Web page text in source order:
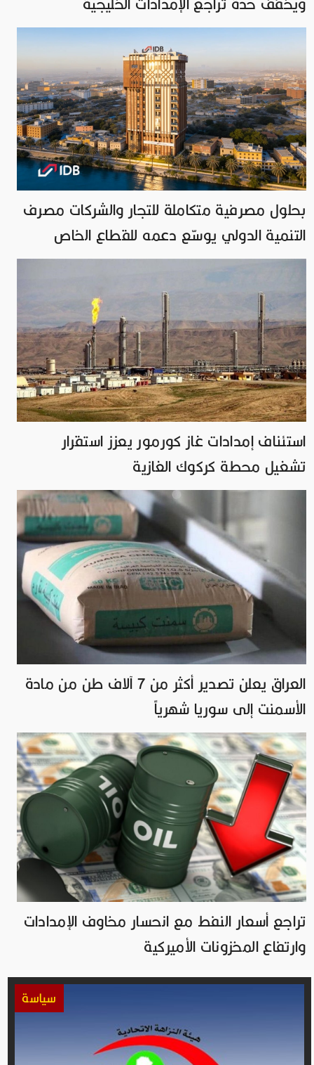
ويخفف حدة تراجع الإمدادات الخليجية
بحلول مصرفية متكاملة للتجار والشركات مصرف
التنمية الدولي يوسّع دعمه للقطاع الخاص
استئناف إمدادات غاز كورمور يعزز استقرار
تشغيل محطة كركوك الغازية
العراق يعلن تصدير أكثر من 7 آلاف طن من مادة
الأسمنت إلى سوريا شهرياً
تراجع أسعار النفط مع انحسار مخاوف الإمدادات
وارتفاع المخزونات الأميركية
سياسة